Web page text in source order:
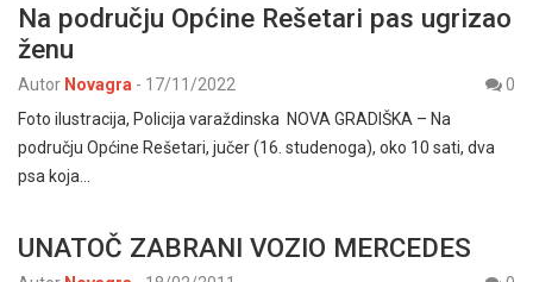
Na području Općine Rešetari pas ugrizao
ženu
Autor Novagra - 17/11/2022
0
Foto ilustracija, Policija varaždinska NOVA GRADIŠKA – Na
području Općine Rešetari, jučer (16. studenoga), oko 10 sati, dva
psa koja…
UNATOČ ZABRANI VOZIO MERCEDES